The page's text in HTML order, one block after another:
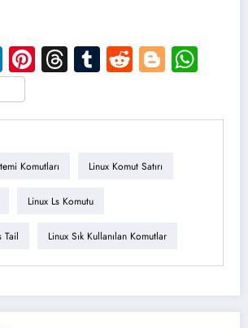
LinkedIn
Pinterest
Threads
Tumblr
Reddit
Komutları Linux Komut Satırı
Linux Ls Komutu
Tail Linux Sık Kullanılan Komutlar